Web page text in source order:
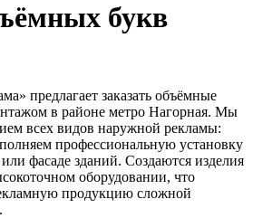
букв
предлагает заказать объёмные
в районе метро Нагорная. Мы
всех видов наружной рекламы:
профессиональную установку
фасаде зданий. Создаются изделия
оборудовании, что
продукцию сложной